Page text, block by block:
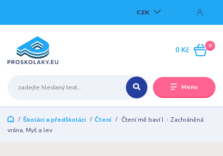
Menu
CZK
0
0 Kč
Školáci a předškoláci Čtení
Čtení mě baví I. - Zachráněná
vrána, Myš a lev